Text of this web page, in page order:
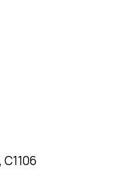
С1106